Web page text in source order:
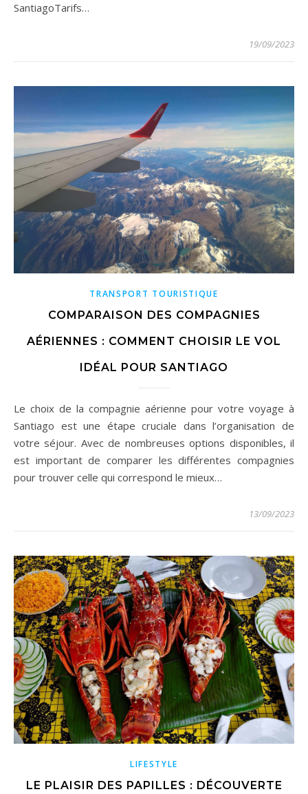
SantiagoTarifs…
19/09/2023
TRANSPORT TOURISTIQUE
COMPARAISON DES COMPAGNIES
AÉRIENNES : COMMENT CHOISIR LE VOL
IDÉAL POUR SANTIAGO
Le choix de la compagnie aérienne pour votre voyage à
Santiago est une étape cruciale dans l’organisation de
votre séjour. Avec de nombreuses options disponibles, il
est important de comparer les différentes compagnies
pour trouver celle qui correspond le mieux…
13/09/2023
LIFESTYLE
LE PLAISIR DES PAPILLES : DÉCOUVERTE